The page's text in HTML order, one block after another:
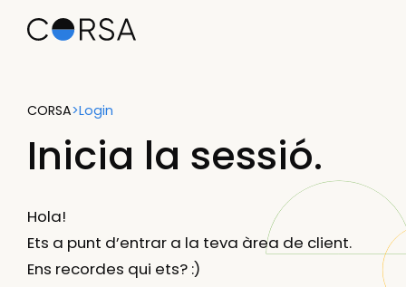
CORSA>Login
Inicia la sessió.
Hola!
Ets a punt d’entrar a la teva àrea de client.
Ens recordes qui ets? :)